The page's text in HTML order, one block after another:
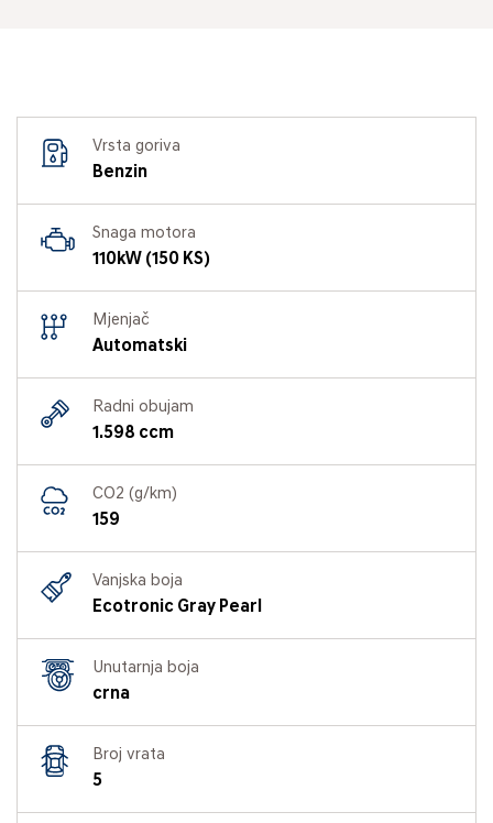
Vrsta goriva
Benzin
Snaga motora
110kW (150 KS)
Mjenjač
Automatski
Radni obujam
1.598 ccm
CO2 (g/km)
159
Vanjska boja
Ecotronic Gray Pearl
Unutarnja boja
crna
Broj vrata
5